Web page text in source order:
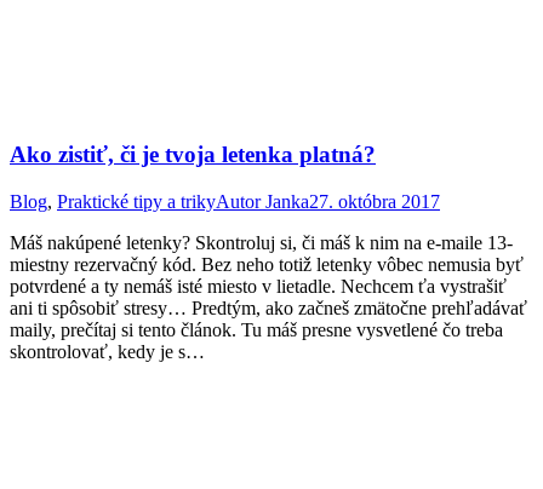
Ako zistiť, či je tvoja letenka platná?
Blog, Praktické tipy a trikyAutorJanka27. októbra 2017
Máš nakúpené letenky? Skontroluj si, či máš k nim na e-maile 13-
miestny rezervačný kód. Bez neho totiž letenky vôbec nemusia byť
potvrdené a ty nemáš isté miesto v lietadle. Nechcem ťa vystrašiť
ani ti spôsobiť stresy… Predtým, ako začneš zmätočne prehľadávať
maily, prečítaj si tento článok. Tu máš presne vysvetlené čo treba
skontrolovať, kedy je s…